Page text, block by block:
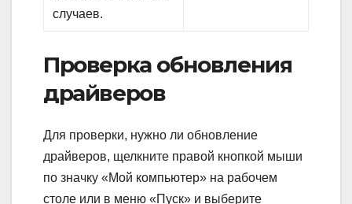
случаев.
Проверка обновления
драйверов
Для проверки, нужно ли обновление
драйверов, щелкните правой кнопкой мыши
по значку «Мой компьютер» на рабочем
столе или в меню «Пуск» и выберите